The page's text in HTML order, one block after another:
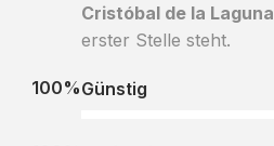
Cristóbal de la Laguna
erster Stelle steht.
Günstig
100%